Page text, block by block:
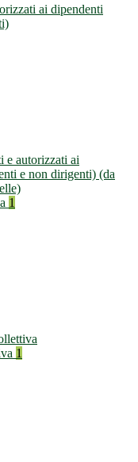
ai dipendenti
e autorizzati ai
e non dirigenti) (da
1
1